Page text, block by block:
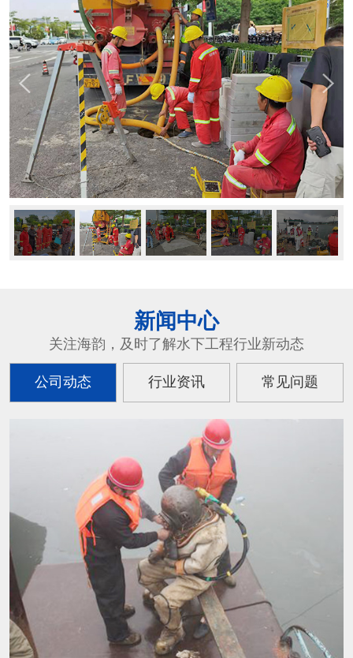
新闻中心
关注海韵，及时了解水下工程行业新动态
公司动态 行业资讯 常见问题